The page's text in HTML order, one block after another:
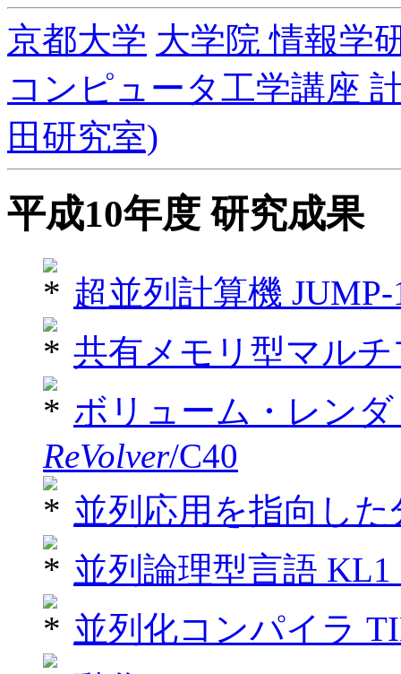
京都大学 大学院 情報学
コンピュータ工学講座
田研究室)
平成10年度 研究成果
超並列計算機 JUMP-
共有メモリ型マル
ボリューム・レン
ReVolver/C40
並列応用を指向した
並列論理型言語
並列化コンパイラ